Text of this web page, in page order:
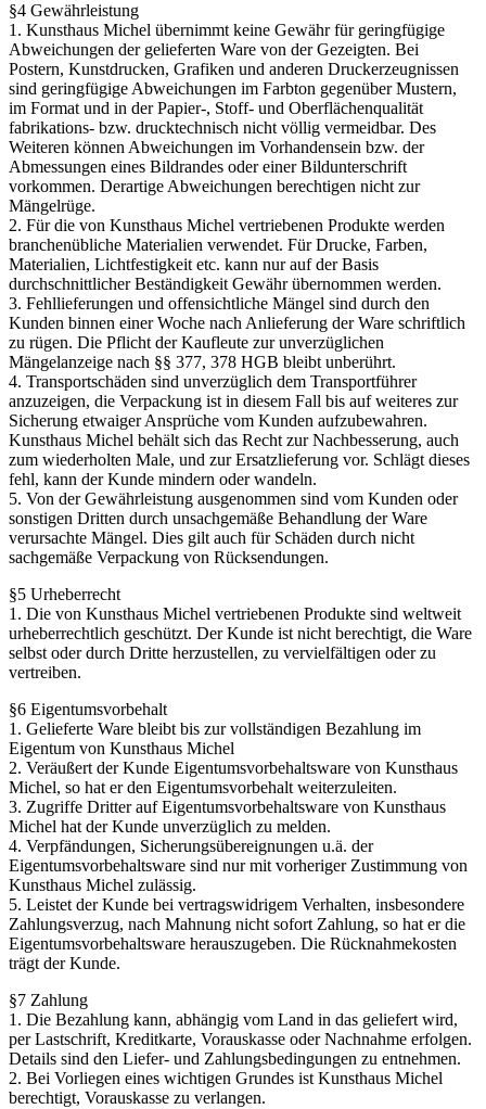
§4 Gewährleistung
1. Kunsthaus Michel übernimmt keine Gewähr für geringfügige
Abweichungen der gelieferten Ware von der Gezeigten. Bei
Postern, Kunstdrucken, Grafiken und anderen Druckerzeugnissen
sind geringfügige Abweichungen im Farbton gegenüber Mustern,
im Format und in der Papier-, Stoff- und Oberflächenqualität
fabrikations- bzw. drucktechnisch nicht völlig vermeidbar. Des
Weiteren können Abweichungen im Vorhandensein bzw. der
Abmessungen eines Bildrandes oder einer Bildunterschrift
vorkommen. Derartige Abweichungen berechtigen nicht zur
Mängelrüge.
2. Für die von Kunsthaus Michel vertriebenen Produkte werden
branchenübliche Materialien verwendet. Für Drucke, Farben,
Materialien, Lichtfestigkeit etc. kann nur auf der Basis
durchschnittlicher Beständigkeit Gewähr übernommen werden.
3. Fehllieferungen und offensichtliche Mängel sind durch den
Kunden binnen einer Woche nach Anlieferung der Ware schriftlich
zu rügen. Die Pflicht der Kaufleute zur unverzüglichen
Mängelanzeige nach §§ 377, 378 HGB bleibt unberührt.
4. Transportschäden sind unverzüglich dem Transportführer
anzuzeigen, die Verpackung ist in diesem Fall bis auf weiteres zur
Sicherung etwaiger Ansprüche vom Kunden aufzubewahren.
Kunsthaus Michel behält sich das Recht zur Nachbesserung, auch
zum wiederholten Male, und zur Ersatzlieferung vor. Schlägt dieses
fehl, kann der Kunde mindern oder wandeln.
5. Von der Gewährleistung ausgenommen sind vom Kunden oder
sonstigen Dritten durch unsachgemäße Behandlung der Ware
verursachte Mängel. Dies gilt auch für Schäden durch nicht
sachgemäße Verpackung von Rücksendungen.
§5 Urheberrecht
1. Die von Kunsthaus Michel vertriebenen Produkte sind weltweit
urheberrechtlich geschützt. Der Kunde ist nicht berechtigt, die Ware
selbst oder durch Dritte herzustellen, zu vervielfältigen oder zu
vertreiben.
§6 Eigentumsvorbehalt
1. Gelieferte Ware bleibt bis zur vollständigen Bezahlung im
Eigentum von Kunsthaus Michel
2. Veräußert der Kunde Eigentumsvorbehaltsware von Kunsthaus
Michel, so hat er den Eigentumsvorbehalt weiterzuleiten.
3. Zugriffe Dritter auf Eigentumsvorbehaltsware von Kunsthaus
Michel hat der Kunde unverzüglich zu melden.
4. Verpfändungen, Sicherungsübereignungen u.ä. der
Eigentumsvorbehaltsware sind nur mit vorheriger Zustimmung von
Kunsthaus Michel zulässig.
5. Leistet der Kunde bei vertragswidrigem Verhalten, insbesondere
Zahlungsverzug, nach Mahnung nicht sofort Zahlung, so hat er die
Eigentumsvorbehaltsware herauszugeben. Die Rücknahmekosten
trägt der Kunde.
§7 Zahlung
1. Die Bezahlung kann, abhängig vom Land in das geliefert wird,
per Lastschrift, Kreditkarte, Vorauskasse oder Nachnahme erfolgen.
Details sind den Liefer- und Zahlungsbedingungen zu entnehmen.
2. Bei Vorliegen eines wichtigen Grundes ist Kunsthaus Michel
berechtigt, Vorauskasse zu verlangen.